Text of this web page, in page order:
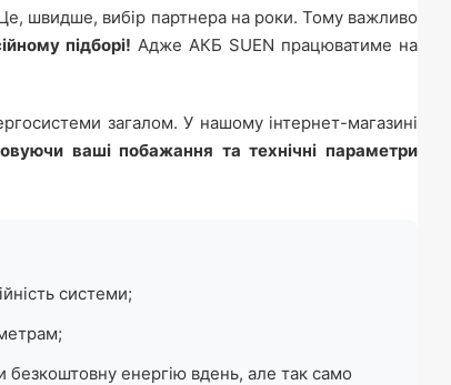
швидше, вибір партнера на роки. Тому важливо
підборі! Адже АКБ SUEN працюватиме на
загалом. У нашому інтернет-магазині
ваші побажання та технічні параметри
системи;
безкоштовну енергію вдень, але так само